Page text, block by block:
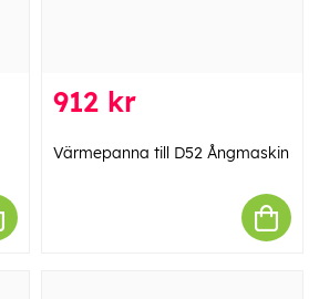
912 kr
Värmepanna till D52 Ångmaskin